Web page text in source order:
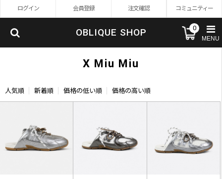
ログイン 会員登録 注文確認 コミュニティー
OBLIQUE SHOP 0
MENU
X Miu Miu
人気順 新着順 価格の低い順 価格の高い順